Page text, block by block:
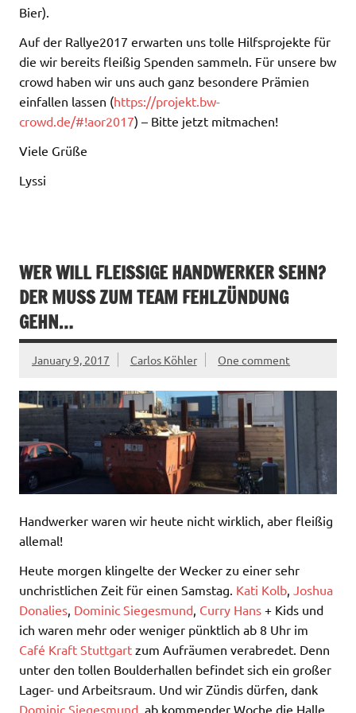
Bier).
Auf der Rallye2017 erwarten uns tolle Hilfsprojekte für
die wir bereits fleißig Spenden sammeln. Für unsere bw
crowd haben wir uns auch ganz besondere Prämien
einfallen lassen (https://projekt.bw-
crowd.de/#!aor2017) – Bitte jetzt mitmachen!
Viele Grüße
Lyssi
WER WILL FLEISSIGE HANDWERKER SEHN? D
ER MUSS ZUM TEAM FEHLZÜNDUNG G
EHN…
January 9, 2017 Carlos Köhler One comment
Handwerker waren wir heute nicht wirklich, aber fleißig
allemal!
Heute morgen klingelte der Wecker zu einer sehr
unchristlichen Zeit für einen Samstag. Kati Kolb
Joshua
Donalies Dominic Siegesmund Curry Hans + Kids und
ich waren mehr oder weniger pünktlich ab 8 Uhr im
Café Kraft Stuttgart zum Aufräumen verabredet. Denn
unter den tollen Boulderhallen befindet sich ein großer
Lager- und Arbeitsraum. Und wir Zündis dürfen, dank
Dominic Siegesmund , ab kommender Woche die Halle